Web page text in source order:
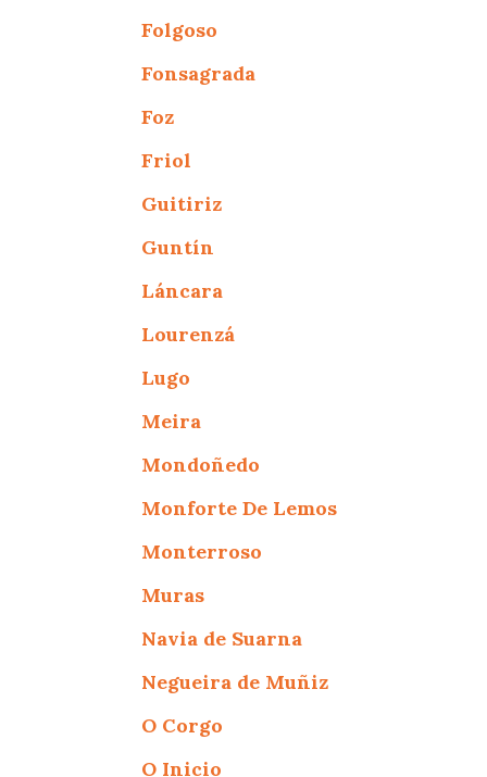
Folgoso
Fonsagrada
Foz
Friol
Guitiriz
Guntín
Láncara
Lourenzá
Lugo
Meira
Mondoñedo
Monforte De Lemos
Monterroso
Muras
Navia de Suarna
Negueira de Muñiz
O Corgo
O Inicio